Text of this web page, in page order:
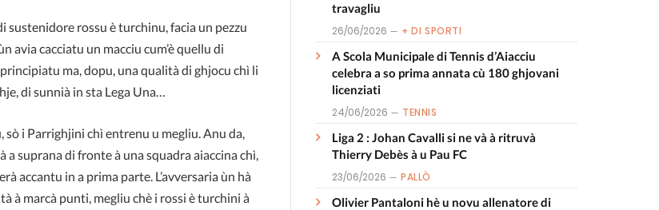
sustenidore rossu è turchinu, facia un pezzu
avia cacciatu un macciu cum’è quellu di
ma, dopu, una qualità di ghjocu chì li
di sunnià in sta Lega Una…
sò i Parrighjini chì entrenu u megliu. Anu da,
a suprana di fronte à una squadra aiaccina chì,
accantu in a prima parte. L’avversaria ùn hà
à marcà punti, megliu chè i rossi è turchini à
travagliu
26/06/2026 + DI SPORTI
A Scola Municipale di Tennis d’Aiacciu
celebra a so prima annata cù 180 ghjovani
licenziati
24/06/2026 TENNIS
Liga 2 : Johan Cavalli si ne và à ritruvà
Thierry Debès à u Pau FC
23/06/2026 PALLÒ
Olivier Pantaloni hè u novu allenatore di